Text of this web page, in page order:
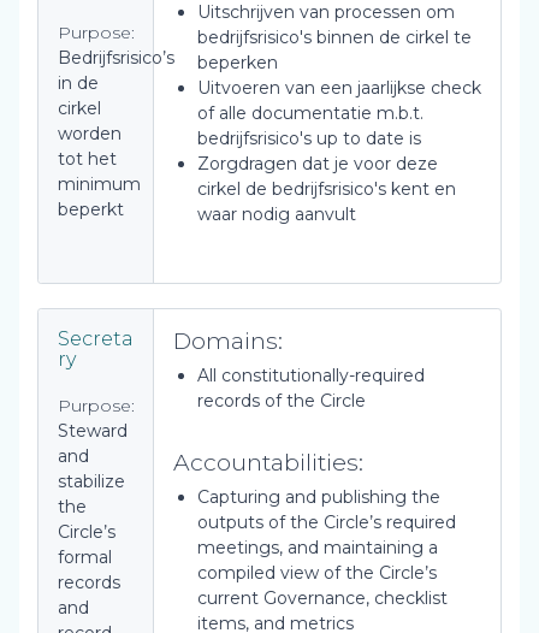
Purpose:
Bedrijfsrisico’s
in de
cirkel
worden
tot het
minimum
beperkt
Uitschrijven van processen om
bedrijfsrisico's binnen de cirkel te
beperken
Uitvoeren van een jaarlijkse check
of alle documentatie m.b.t.
bedrijfsrisico's up to date is
Zorgdragen dat je voor deze
cirkel de bedrijfsrisico's kent en
waar nodig aanvult
Secreta
ry
Purpose:
Steward
and
stabilize
the
Circle’s
formal
records
and
Domains:
All constitutionally-required
records of the Circle
Accountabilities:
Capturing and publishing the
outputs of the Circle’s required
meetings, and maintaining a
compiled view of the Circle’s
current Governance, checklist
items, and metrics